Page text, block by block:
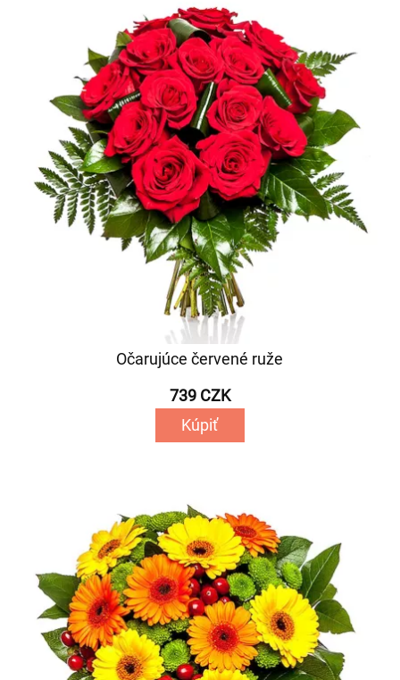
Očarujúce červené ruže
739 CZK
Kúpiť